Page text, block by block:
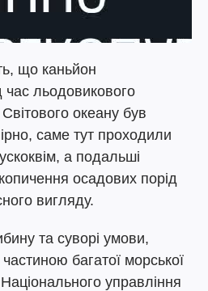
що каньйон
льодовикового
океану був
саме тут проходили
а подальші
осадових порід
вигляду.
та суворі умови,
багатої морської
управління